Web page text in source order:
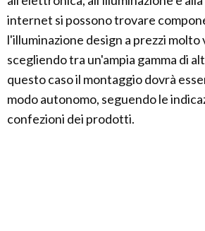
internet si possono trovare
l'illuminazione design a prezzi molto
scegliendo tra un'ampia gamma di
questo caso il montaggio dovrà
modo autonomo, seguendo le
confezioni dei prodotti.